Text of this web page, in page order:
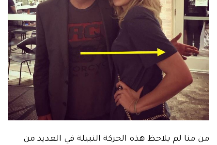
من منا لم يلاحظ هذه الحركة النبيلة في العديد من